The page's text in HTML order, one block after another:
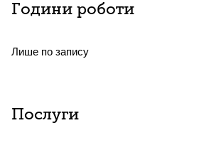
Години роботи
Лише по запису
Послуги